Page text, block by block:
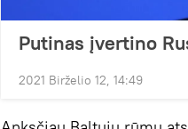
Putinas įvertino
2021 Birželio 12, 14:49